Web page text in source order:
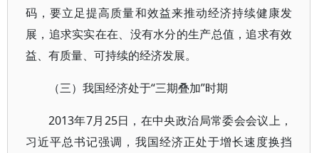
码，要立足提高质量和效益来推动经济持续健康发
展，追求实实在在、没有水分的生产总值，追求有效
益、有质量、可持续的经济发展。
（三）我国经济处于“三期叠加”时期
2013年7月25日，在中央政治局常委会会议上，
习近平总书记强调，我国经济正处于增长速度换挡